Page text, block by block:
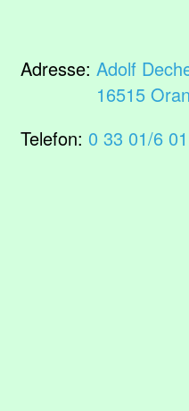
Adresse: Adolf
16515
Telefon: 0 33 01/6